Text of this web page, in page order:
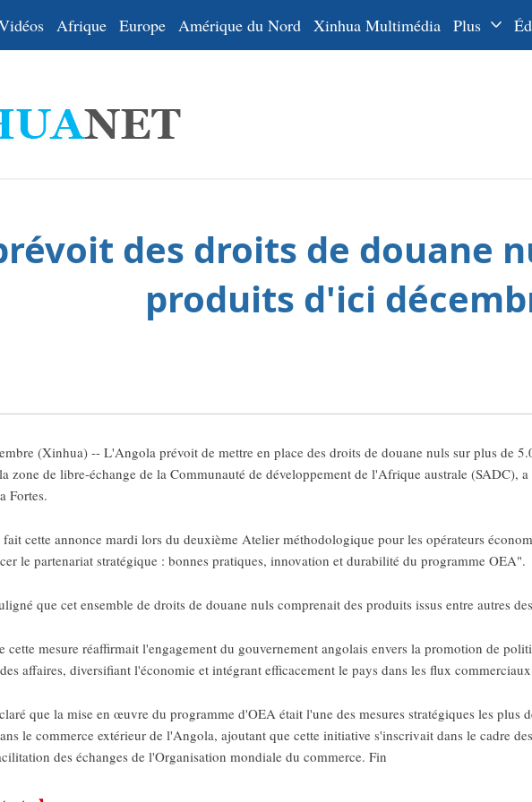
Afrique Europe Amérique du Nord Xinhua Multimédia Plus
des droits de douane
produits d'ici
(Xinhua) -- L'Angola prévoit de mettre en place des droits de douane nuls sur plus de
zone de libre-échange de la Communauté de développement de l'Afrique australe (SADC),
Fortes.
fait cette annonce mardi lors du deuxième Atelier méthodologique pour les opérateurs
le partenariat stratégique : bonnes pratiques, innovation et durabilité du programme OEA".
que cet ensemble de droits de douane nuls comprenait des produits issus entre autres
cette mesure réaffirmait l'engagement du gouvernement angolais envers la promotion de
affaires, diversifiant l'économie et intégrant efficacement le pays dans les flux
que la mise en œuvre du programme d'OEA était l'une des mesures stratégiques les plus
le commerce extérieur de l'Angola, ajoutant que cette initiative s'inscrivait dans le cadre
des échanges de l'Organisation mondiale du commerce. Fin